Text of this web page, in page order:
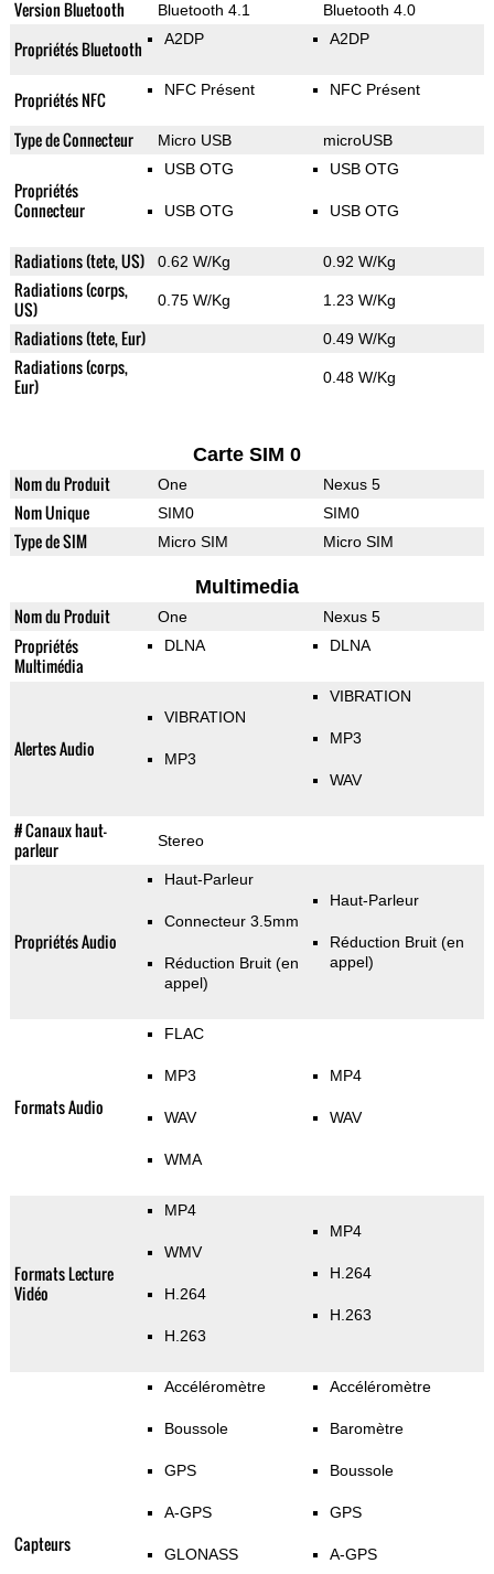
Version Bluetooth Bluetooth 4.1 Bluetooth 4.0
Propriétés Bluetooth A2DP A2DP
Propriétés NFC NFC Présent NFC Présent
Type de Connecteur Micro USB microUSB
Propriétés
Connecteur
USB OTG
USB OTG
USB OTG
USB OTG
Radiations (tete, US) 0.62 W/Kg 0.92 W/Kg
Radiations (corps,
US)
0.75 W/Kg 1.23 W/Kg
Radiations (tete, Eur) 0.49 W/Kg
Radiations (corps,
Eur)
0.48 W/Kg
Carte SIM 0
Nom du Produit One Nexus 5
Nom Unique SIM0 SIM0
Type de SIM Micro SIM Micro SIM
Multimedia
Nom du Produit One Nexus 5
Propriétés
Multimédia
DLNA DLNA
Alertes Audio
VIBRATION
MP3
VIBRATION
MP3
WAV
# Canaux haut-
parleur
Stereo
Propriétés Audio
Haut-Parleur
Connecteur 3.5mm
Réduction Bruit (en
appel)
Haut-Parleur
Réduction Bruit (en
appel)
Formats Audio
FLAC
MP3
WAV
WMA
MP4
WAV
Formats Lecture
Vidéo
MP4
WMV
H.264
H.263
MP4
H.264
H.263
Capteurs
Accéléromètre
Boussole
GPS
A-GPS
GLONASS
Accéléromètre
Baromètre
Boussole
GPS
A-GPS